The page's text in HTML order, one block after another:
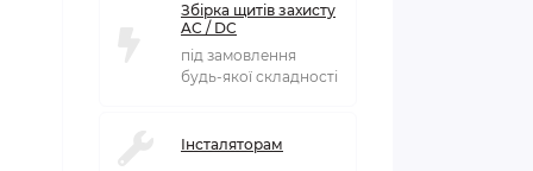
Збірка щитів захисту
AC / DC
під замовлення
будь-якої складності
Інсталяторам